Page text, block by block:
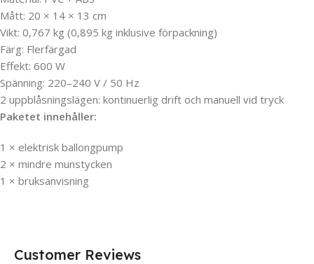
Mått: 20 × 14 × 13 cm
Vikt: 0,767 kg (0,895 kg inklusive förpackning)
Färg: Flerfärgad
Effekt: 600 W
Spänning: 220–240 V / 50 Hz
2 uppblåsningslägen: kontinuerlig drift och manuell vid tryck
Paketet innehåller:
1 × elektrisk ballongpump
2 × mindre munstycken
1 × bruksanvisning
Customer Reviews